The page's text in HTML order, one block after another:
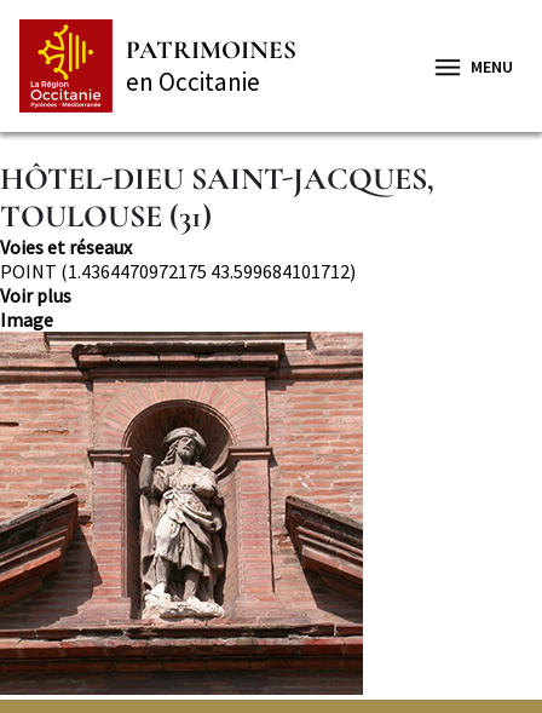
contenu
principal
PATRIMOINES
en Occitanie MENU
HÔTEL-DIEU SAINT-JACQUES,
TOULOUSE (31)
Thématique
Voies et réseaux
Localisation
POINT (1.4364470972175 43.599684101712)
Voir plus
Image
Image